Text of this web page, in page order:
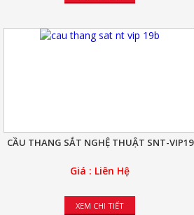
CẦU THANG SẮT NGHỆ THUẬT SNT-VIP19
Giá : Liên Hệ
XEM CHI TIẾT